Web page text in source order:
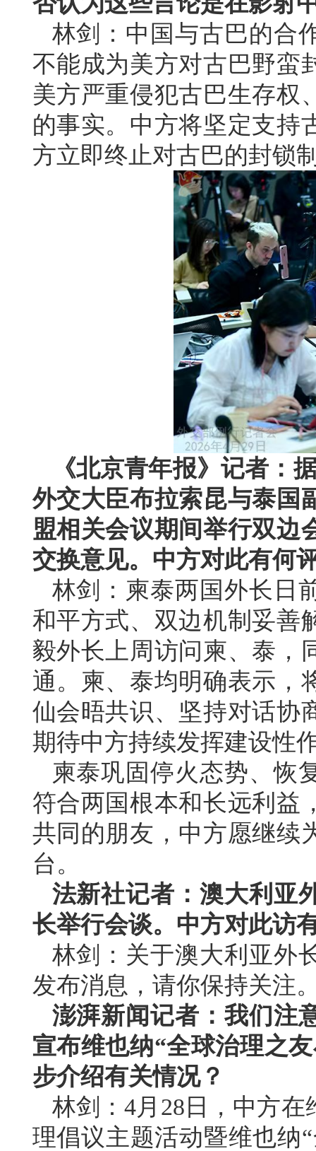
林剑：中国与古巴的合
不能成为美方对古巴野蛮
美方严重侵犯古巴生存权
的事实。中方将坚定支持
方立即终止对古巴的封锁
《北京青年报》记者：
外交大臣布拉索昆与泰国
盟相关会议期间举行双边
交换意见。中方对此有何
林剑：柬泰两国外长日
和平方式、双边机制妥善
毅外长上周访问柬、泰，
通。柬、泰均明确表示，
仙会晤共识、坚持对话协
期待中方持续发挥建设性
柬泰巩固停火态势、恢
符合两国根本和长远利益
共同的朋友，中方愿继续
台。
法新社记者：澳大利亚
长举行会谈。中方对此访
林剑：关于澳大利亚外
发布消息，请你保持关注
澎湃新闻记者：我们注
宣布维也纳“全球治理之
步介绍有关情况？
林剑：4月28日，中方
理倡议主题活动暨维也纳